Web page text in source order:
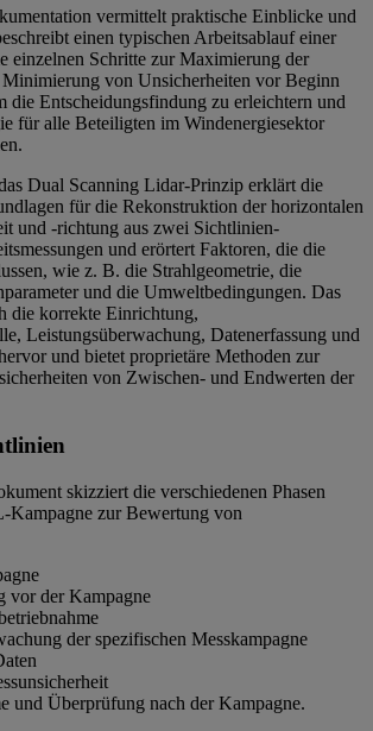
vermittelt praktische Einblicke und
einen typischen Arbeitsablauf einer
einzelnen Schritte zur Maximierung der
von Unsicherheiten vor Beginn
die Entscheidungsfindung zu erleichtern und
für alle Beteiligten im Windenergiesektor
Dual Scanning Lidar-Prinzip erklärt die
für die Rekonstruktion der horizontalen
und -richtung aus zwei Sichtlinien-
und erörtert Faktoren, die die
wie z. B. die Strahlgeometrie, die
und die Umweltbedingungen. Das
die korrekte Einrichtung,
Leistungsüberwachung, Datenerfassung und
und bietet proprietäre Methoden zur
von Zwischen- und Endwerten der
skizziert die verschiedenen Phasen
Kampagne zur Bewertung von
vor der Kampagne
der spezifischen Messkampagne
und Überprüfung nach der Kampagne.